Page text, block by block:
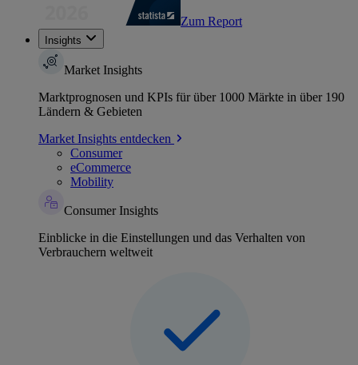
Zum Report
Insights
Market Insights
Marktprognosen und KPIs für über 1000 Märkte in über 190
Ländern & Gebieten
Market Insights entdecken
Consumer
eCommerce
Mobility
Consumer Insights
Einblicke in die Einstellungen und das Verhalten von
Verbrauchern weltweit